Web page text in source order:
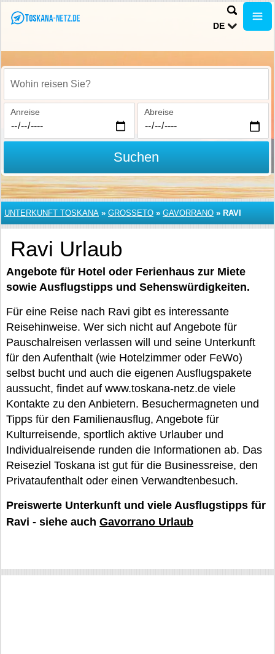
DE
Wohin reisen Sie?
Anreise Abreise
Suchen
UNTERKUNFT TOSKANA » GROSSETO » GAVORRANO » RAVI
Ravi Urlaub
Angebote für Hotel oder Ferienhaus zur Miete
sowie Ausflugstipps und Sehenswürdigkeiten.
Für eine Reise nach Ravi gibt es interessante
Reisehinweise. Wer sich nicht auf Angebote für
Pauschalreisen verlassen will und seine Unterkunft
für den Aufenthalt (wie Hotelzimmer oder FeWo)
selbst bucht und auch die eigenen Ausflugspakete
aussucht, findet auf www.toskana-netz.de viele
Kontakte zu den Anbietern. Besuchermagneten und
Tipps für den Familienausflug, Angebote für
Kulturreisende, sportlich aktive Urlauber und
Individualreisende runden die Informationen ab. Das
Reiseziel Toskana ist gut für die Businessreise, den
Privataufenthalt oder einen Verwandtenbesuch.
Preiswerte Unterkunft und viele Ausflugstipps für
Ravi - siehe auch Gavorrano Urlaub